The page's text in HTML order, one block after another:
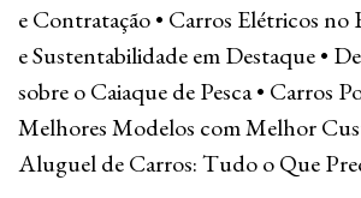
e Contratação• Carros Elétricos no
e Sustentabilidade em Destaque•
sobre o Caiaque de Pesca• Carros
Melhores Modelos com Melhor
Aluguel de Carros: Tudo o Que